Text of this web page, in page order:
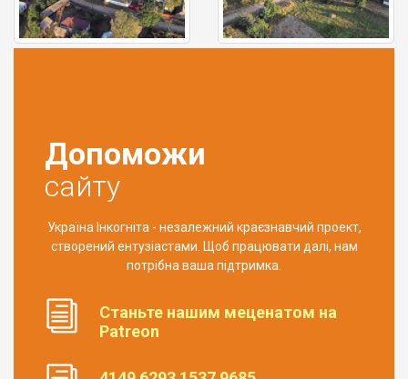
Допоможи
сайту
Україна Інкогніта - незалежний краєзнавчий проект,
створений ентузіастами. Щоб працювати далі, нам
потрібна ваша підтримка.
Станьте нашим меценатом на
Patreon